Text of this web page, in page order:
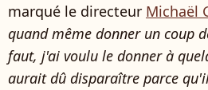
marqué le directeur Michaël
quand même donner un coup
faut, j'ai voulu le donner à
aurait dû disparaître parce